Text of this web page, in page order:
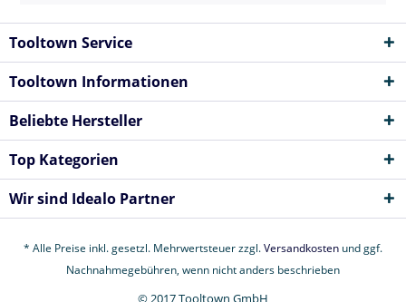
Tooltown Service
Tooltown Informationen
Beliebte Hersteller
Top Kategorien
Wir sind Idealo Partner
* Alle Preise inkl. gesetzl. Mehrwertsteuer zzgl.Versandkosten und ggf.
Nachnahmegebühren, wenn nicht anders beschrieben
© 2017 Tooltown GmbH